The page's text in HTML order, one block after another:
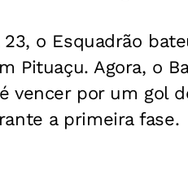
o Esquadrão
Pituaçu. Agora, o
vencer por um gol
a primeira fase.